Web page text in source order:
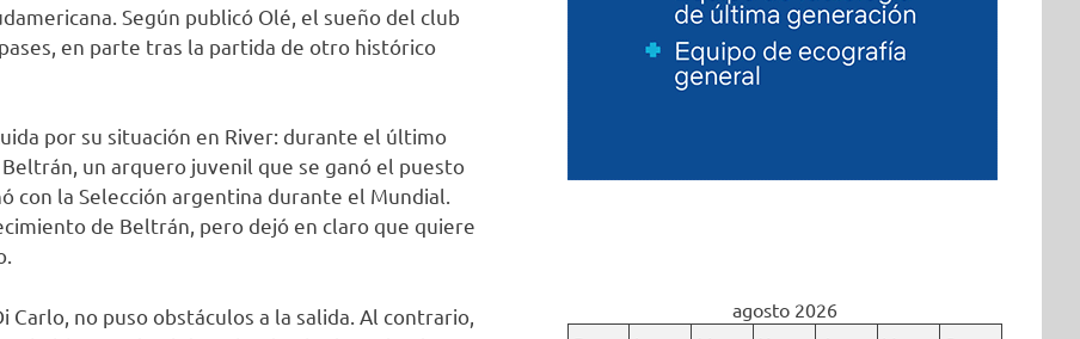
Según publicó Olé, el sueño del club
en parte tras la partida de otro histórico
por su situación en River: durante el último
un arquero juvenil que se ganó el puesto
con la Selección argentina durante el Mundial.
de Beltrán, pero dejó en claro que quiere
no puso obstáculos a la salida. Al contrario,
agosto 2026